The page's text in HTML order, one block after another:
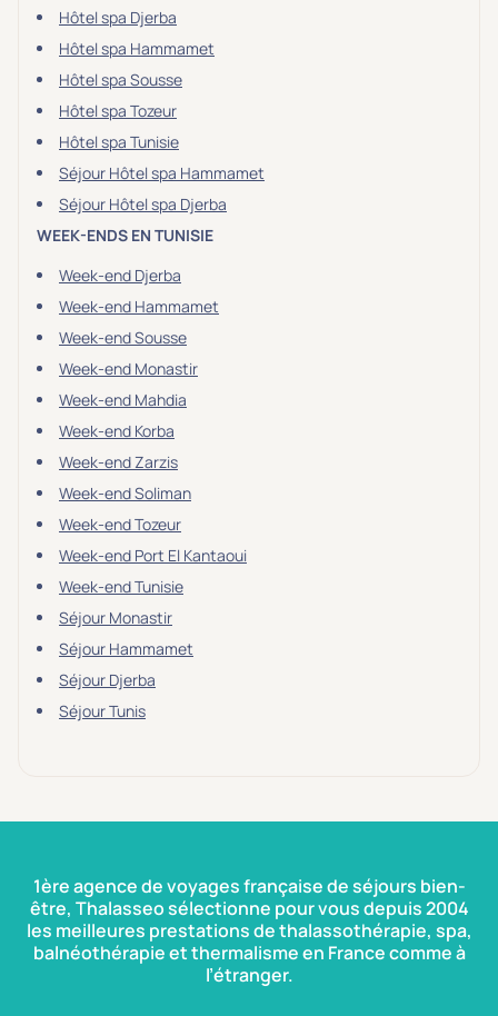
Hôtel spa Djerba
Hôtel spa Hammamet
Hôtel spa Sousse
Hôtel spa Tozeur
Hôtel spa Tunisie
Séjour Hôtel spa Hammamet
Séjour Hôtel spa Djerba
WEEK-ENDS EN TUNISIE
Week-end Djerba
Week-end Hammamet
Week-end Sousse
Week-end Monastir
Week-end Mahdia
Week-end Korba
Week-end Zarzis
Week-end Soliman
Week-end Tozeur
Week-end Port El Kantaoui
Week-end Tunisie
Séjour Monastir
Séjour Hammamet
Séjour Djerba
Séjour Tunis
1ère agence de voyages française de séjours bien-
être, Thalasseo sélectionne pour vous depuis 2004
les meilleures prestations de thalassothérapie, spa,
balnéothérapie et thermalisme en France comme à
l’étranger.